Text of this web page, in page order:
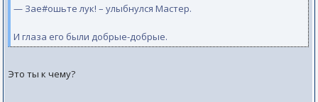
— Зае#ошьте лук! – улыбнулся Мастер.
И глаза его были добрые-добрые.
Это ты к чему?